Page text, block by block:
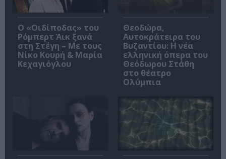
O «Οιδίποδας» του
Ρόμπερτ Άικ ξανά
στη Στέγη – Με τους
Νίκο Κουρή & Μαρία
Κεχαγιόγλου
Θεοδώρα,
Αυτοκράτειρα του
Βυζαντίου: Η νέα
ελληνική όπερα του
Θεόδωρου Στάθη
στο θέατρο
Ολύμπια